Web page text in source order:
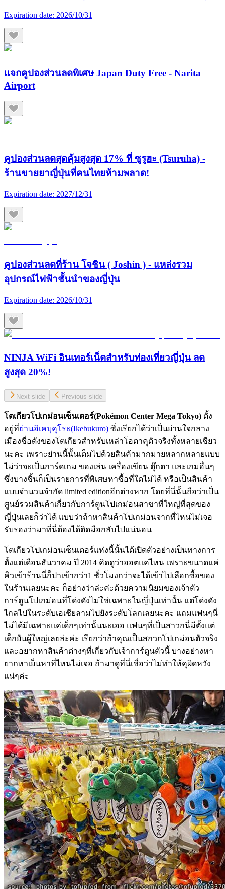
Expiration date: 2026/10/31
แจกคูปองส่วนลดพิเศษ Japan Duty Free - Narita
Airport
คูปองส่วนลดสุดคุ้มสูงสุด 17% ที่ ซูรูฮะ (Tsuruha) -
ร้านขายยาญี่ปุ่นที่คนไทยห้ามพลาด!
Expiration date: 2027/12/31
คูปองส่วนลดที่ร้าน โจชิน ( Joshin ) - แหล่งรวม
อุปกรณ์ไฟฟ้าชั้นนำของญี่ปุ่น
Expiration date: 2026/10/31
NINJA WiFi อินเทอร์เน็ตสำหรับท่องเที่ยวญี่ปุ่น ลด
สูงสุด 20%!
Next slide Previous slide
โตเกียวโปเกม่อนเซ็นเตอร์(Pokémon Center Mega Tokyo) ตั้ง
อยู่ที่ย่านอิเคบุคุโระ(Ikebukuro) ซึ่งเรียกได้ว่าเป็นย่านใจกลาง
เมืองชื่อดังของโตเกียวสำหรับเหล่าโอตาคุตัวจริงทั้งหลายเชียว
นะคะ เพราะย่านนี้นั้นเต็มไปด้วยสินค้ามากมายหลากหลายแบบ
ไม่ว่าจะเป็นการ์ดเกม ของเล่น เครื่องเขียน ตุ๊กตา และเกมอื่นๆ
ซึ่งบางชิ้นก็เป็นรายการที่พิเศษหาซื้อที่ใดไม่ได้ หรือเป็นสินค้า
แบบจำนวนจำกัด limited editionอีกต่างหาก โดยที่นี่นั้นถือว่าเป็น
ศูนย์รวมสินค้าเกี่ยวกับการ์ตูนโปเกม่อนสาขาที่ใหญ่ที่สุดของ
ญี่ปุ่นเลยก็ว่าได้ แบบว่าถ้าหาสินค้าโปเกม่อนจากที่ไหนไม่เจอ
รับรองว่ามาที่นี่ต้องได้ติดมือกลับไปแน่นอน
โตเกียวโปเกม่อนเซ็นเตอร์แห่งนี้นั้นได้เปิดตัวอย่างเป็นทางการ
ตั้งแต่เดือนธันวาคม ปี 2014 คิดดูว่าฮอตแค่ไหน เพราะขนาดแค่
คิวเข้าร้านนี่ก็ปาเข้ากว่า1 ชั่วโมงกว่าจะได้เข้าไปเลือกซื้อของ
ในร้านเลยนะคะ ก็อย่างว่าล่ะค่ะด้วยความนิยมของเจ้าตัว
การ์ตูนโปเกม่อนที่โด่งดังไม่ใช่เฉพาะในญี่ปุ่นเท่านั้น แต่โด่งดัง
ไกลไปในระดับเอเชียลามไปยังระดับโลกเลยนะคะ แถมแฟนๆนี่
ไม่ได้มีเฉพาะแค่เด็กๆเท่านั้นนะเออ แฟนๆที่เป็นสาวกนี่มีตั้งแต่
เด็กยันผู้ใหญ่เลยล่ะค่ะ เรียกว่าถ้าคุณเป็นสกวกโปเกม่อนตัวจริง
และอยากหาสินค้าต่างๆที่เกี่ยวกับเจ้าการ์ตูนตัวนี้ บางอย่างหา
ยากหาเย็นหาที่ไหนไม่เจอ ถ้ามาดูที่นี่เชื่อว่าไม่ทำให้คุผิดหวัง
แน่ๆค่ะ